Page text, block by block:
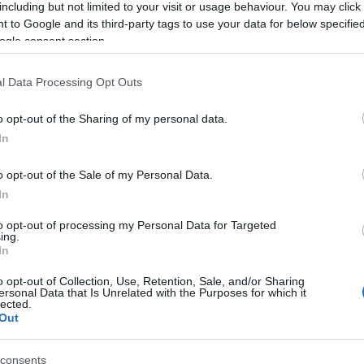
but not limited to your visit or usage behaviour. You may
to Google and its third-party tags to use your data for below
consent section.
Data Processing Opt Outs
opt-out of the Sharing of my personal data.
opt-out of the Sale of my Personal Data.
opt-out of processing my Personal Data for Targeted
opt-out of Collection, Use, Retention, Sale, and/or Sharing
Data that Is Unrelated with the Purposes for which it
Giant
GIANT STANCE E+2
 Añadir Al Carrito
senderos con confianza,
MONDRAKER NEAT R
 Añadir Al Carrito
eléctrica ligera de doble ...